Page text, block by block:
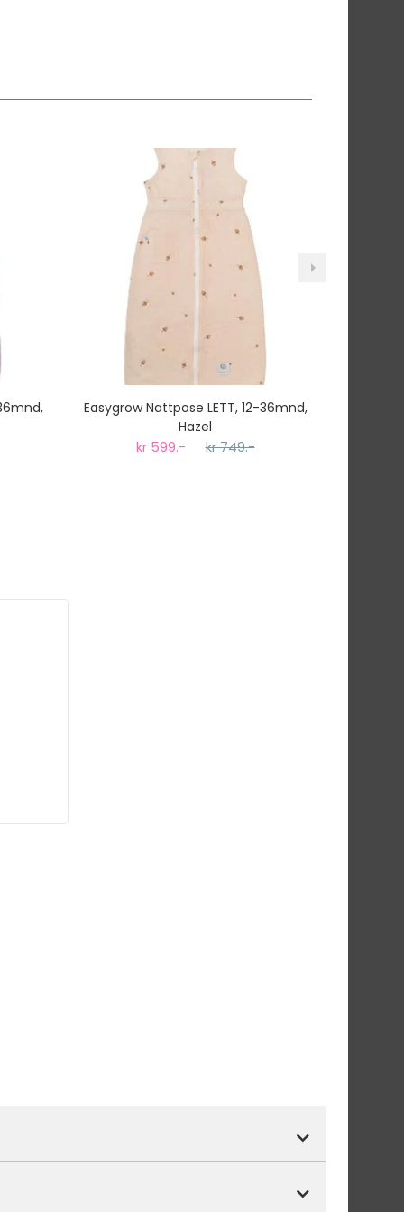
Easygrow Nattpose LETT, 12-36mnd,
Hazel
kr 599.- kr 749.-